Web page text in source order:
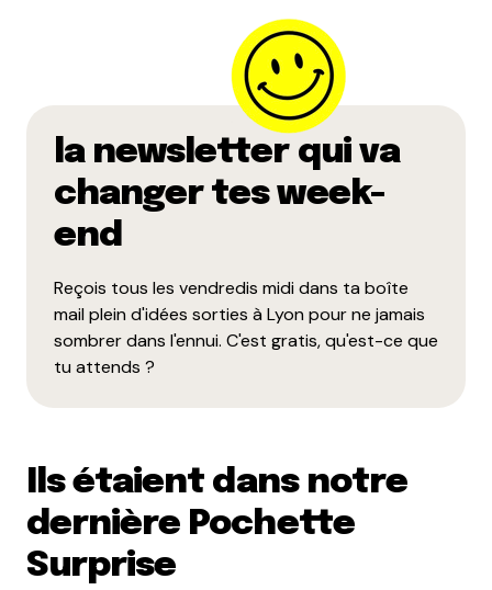
la newsletter qui va
changer tes week-
end
Reçois tous les vendredis midi dans ta boîte
mail plein d'idées sorties à Lyon pour ne jamais
sombrer dans l'ennui. C'est gratis, qu'est-ce que
tu attends ?
Ils étaient dans notre
dernière Pochette
Surprise